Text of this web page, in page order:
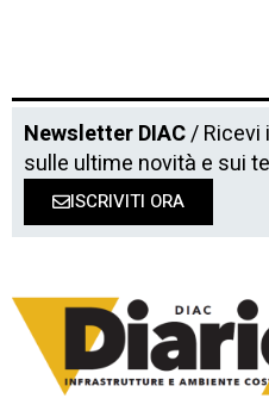
Newsletter DIAC/ Ricevi
sulle ultime novità e sui
ISCRIVITI ORA